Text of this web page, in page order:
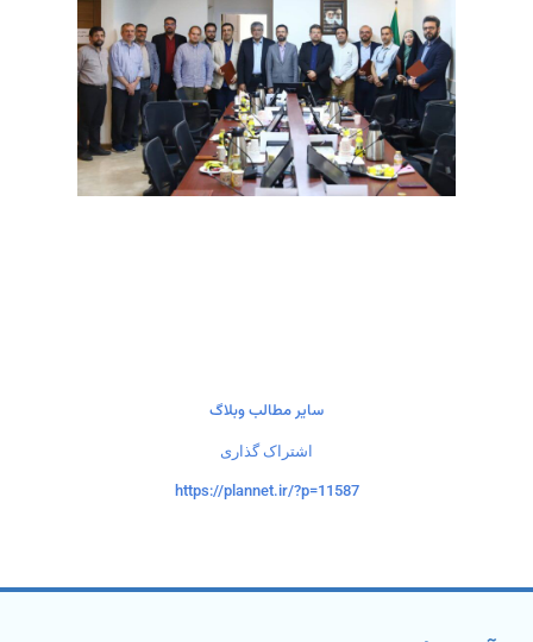
سایر مطالب وبلاگ
اشتراک گذاری
https://plannet.ir/?p=11587